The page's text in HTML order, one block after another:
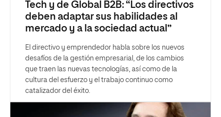
Tech y de Global B2B: “Los directivos
deben adaptar sus habilidades al
mercado y a la sociedad actual”
El directivo y emprendedor habla sobre los nuevos
desafíos de la gestión empresarial, de los cambios
que traen las nuevas tecnologías, así como de la
cultura del esfuerzo y el trabajo continuo como
catalizador del éxito.